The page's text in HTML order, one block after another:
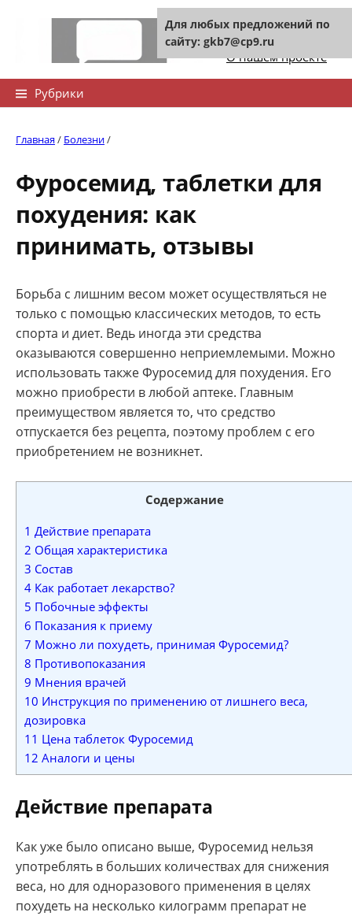
Контакты сайта
О нашем проекте
Рубрики
Главная/ Болезни/
Фуросемид, таблетки для
похудения: как
принимать, отзывы
Борьба с лишним весом может осуществляться не
только с помощью классических методов, то есть
спорта и диет. Ведь иногда эти средства
оказываются совершенно неприемлемыми. Можно
использовать также Фуросемид для похудения. Его
можно приобрести в любой аптеке. Главным
преимуществом является то, что средство
отпускается без рецепта, поэтому проблем с его
приобретением не возникнет.
Содержание
1 Действие препарата
2 Общая характеристика
3 Состав
4 Как работает лекарство?
5 Побочные эффекты
6 Показания к приему
7 Можно ли похудеть, принимая Фуросемид?
8 Противопоказания
9 Мнения врачей
10 Инструкция по применению от лишнего веса,
дозировка
11 Цена таблеток Фуросемид
12 Аналоги и цены
Действие препарата
Как уже было описано выше, Фуросемид нельзя
употреблять в больших количествах для снижения
веса, но для одноразового применения в целях
похудеть на несколько килограмм препарат не
Для любых предложений по
сайту: gkb7@cp9.ru